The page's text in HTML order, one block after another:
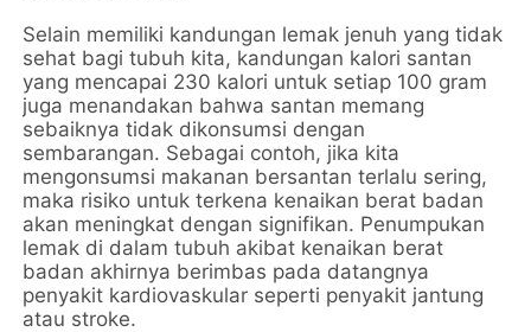
Selain memiliki kandungan lemak jenuh yang tidak
sehat bagi tubuh kita, kandungan kalori santan
yang mencapai 230 kalori untuk setiap 100 gram
juga menandakan bahwa santan memang
sebaiknya tidak dikonsumsi dengan
sembarangan. Sebagai contoh, jika kita
mengonsumsi makanan bersantan terlalu sering,
maka risiko untuk terkena kenaikan berat badan
akan meningkat dengan signifikan. Penumpukan
lemak di dalam tubuh akibat kenaikan berat
badan akhirnya berimbas pada datangnya
penyakit kardiovaskular seperti penyakit jantung
atau stroke.